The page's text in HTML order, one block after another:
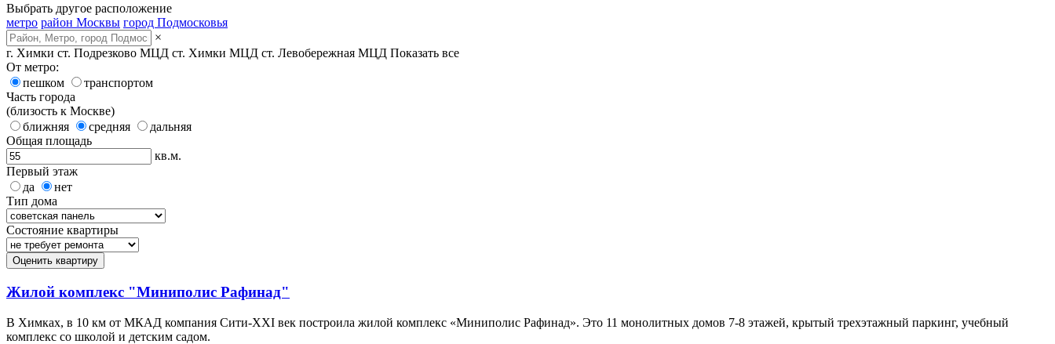
Выбрать другое расположение
метро район Москвы город Подмосковья
×
г. Химки ст. Подрезково МЦД ст. Химки МЦД ст. Левобережная МЦД Показать все
От метро:
пешком
транспортом
Часть города
(близость к Москве)
ближняя
средняя
дальняя
Общая площадь
кв.м.
Первый этаж
да
нет
Тип дома
Состояние квартиры
Оценить квартиру
Жилой комплекс "Миниполис Рафинад"
В Химках, в 10 км от МКАД компания Сити-XXI век построила жилой комплекс «Миниполис Рафинад». Это 11 монолитных домов 7-8 этажей, крытый трехэтажный паркинг, учебный
комплекс со школой и детским садом.